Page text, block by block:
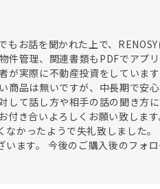
お話を聞かれた上で、
件管理、関連書類もPDFでアプ
が実際に不動産投資をしていま
商品は無いですが、中長期で安
して話し方や相手の話の聞き方
付き合いよろしくお願い致しま
かったようで失礼致しました
ます。 今後のご購入後のフォ